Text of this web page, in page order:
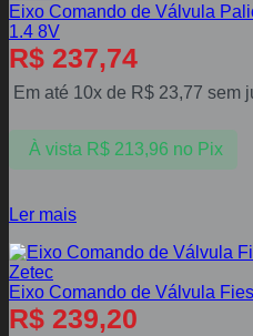
Eixo Comando de Válvula
1.4 8V
R$ 237,74
Em até 10x de R$ 23,77 sem
À vista R$213,96 no Pix
Ler mais
Eixo Comando de Válvula
R$ 239,20